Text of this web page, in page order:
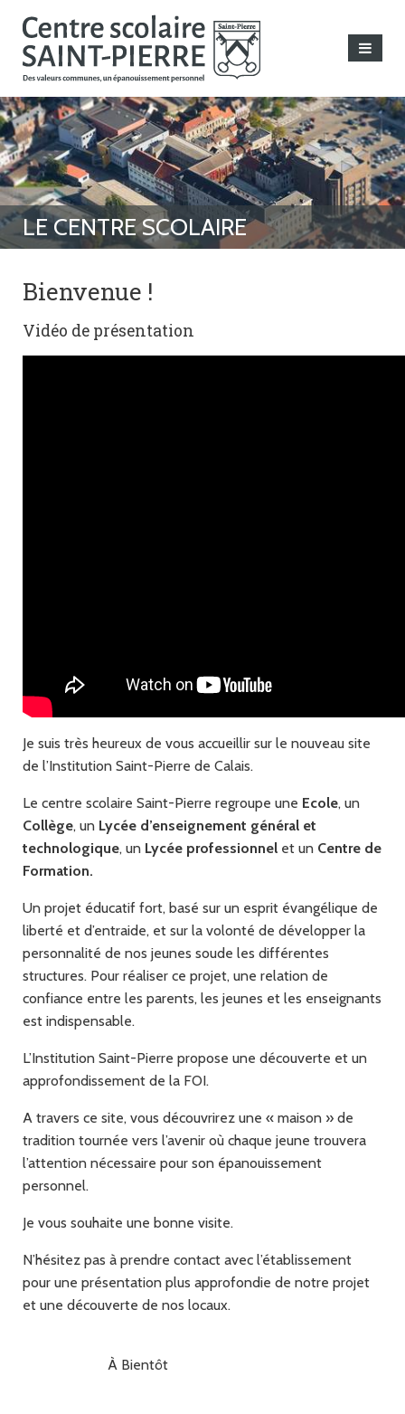
Bienvenue !
Vidéo de présentation
Je suis très heureux de vous accueillir sur le nouveau site
de l’Institution Saint-Pierre de Calais.
Le centre scolaire Saint-Pierre regroupe une Ecole, un
Collège, un Lycée d’enseignement général et
technologique, un Lycée professionnel et un Centre de
Formation.
Un projet éducatif fort, basé sur un esprit évangélique de
liberté et d’entraide, et sur la volonté de développer la
personnalité de nos jeunes soude les différentes
structures. Pour réaliser ce projet, une relation de
confiance entre les parents, les jeunes et les enseignants
est indispensable.
L’Institution Saint-Pierre propose une découverte et un
approfondissement de la FOI.
A travers ce site, vous découvrirez une « maison » de
tradition tournée vers l’avenir où chaque jeune trouvera
l’attention nécessaire pour son épanouissement
personnel.
Je vous souhaite une bonne visite.
N’hésitez pas à prendre contact avec l’établissement
pour une présentation plus approfondie de notre projet
et une découverte de nos locaux.
À Bientôt